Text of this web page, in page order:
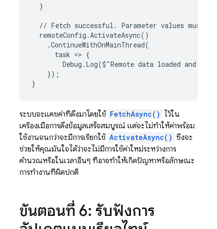
  }
// Fetch successful. Parameter values must
  remoteConfig.ActivateAsync()
    .ContinueWithOnMainThread(
      task => {
Debug.Log($"Remote data loaded and
    });
ระบบจะแคชค่าที่ดึงมาโดยใช้ FetchAsync() ไว้ใน
เครื่องเมื่อการดึงข้อมูลเสร็จสมบูรณ์ แต่จะไม่ทำให้ค่าพร้อม
ใช้งานจนกว่าจะมีการเรียกใช้ ActivateAsync() ซึ่งจะ
ช่วยให้คุณมั่นใจได้ว่าจะไม่มีการใช้ค่าใหม่ระหว่างการ
คำนวณหรือในเวลาอื่นๆ ที่อาจทำให้เกิดปัญหาหรือลักษณะ
การทำงานที่ผิดปกติ
ขั้นตอนที่ 6: รับฟังการ